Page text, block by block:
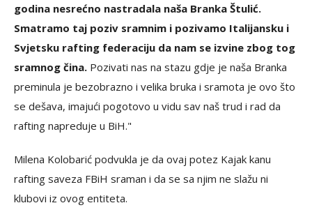
godina nesrećno nastradala naša Branka Štulić.
Smatramo taj poziv sramnim i pozivamo Italijansku i
Svjetsku rafting federaciju da nam se izvine zbog tog
sramnog čina. Pozivati nas na stazu gdje je naša Branka
preminula je bezobrazno i velika bruka i sramota je ovo što
se dešava, imajući pogotovo u vidu sav naš trud i rad da
rafting napreduje u BiH."
Milena Kolobarić podvukla je da ovaj potez Kajak kanu
rafting saveza FBiH sraman i da se sa njim ne slažu ni
klubovi iz ovog entiteta.